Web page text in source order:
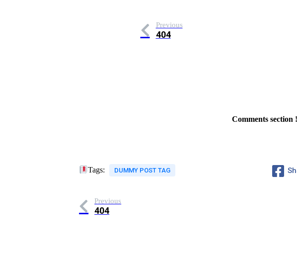
Previous
404
Comments section !
Tags: DUMMY POST TAG
Previous
404